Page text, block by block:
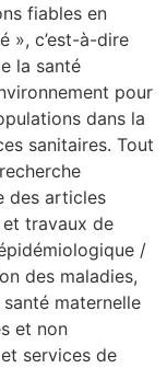
fiables en
», c’est-à-dire
la santé
pour
dans la
sanitaires. Tout
des articles
travaux de
/
des maladies,
maternelle
et non
services de